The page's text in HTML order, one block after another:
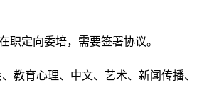
定向委培，需要签署协议。
教育心理、中文、艺术、新闻传播、